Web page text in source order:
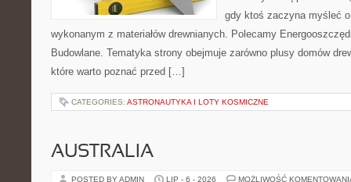
gdy ktoś zaczyna myśleć o
wykonanym z materiałów drewnianych. Polecamy
Budowlane. Tematyka strony obejmuje zarówno plusy domów
które warto poznać przed […]
CATEGORIES: ASTRONAUTYKA I LOTY KOSMICZNE
AUSTRALIA
POSTED BY ADMIN LIP - 6 - 2026 MOŻLIWOŚĆ